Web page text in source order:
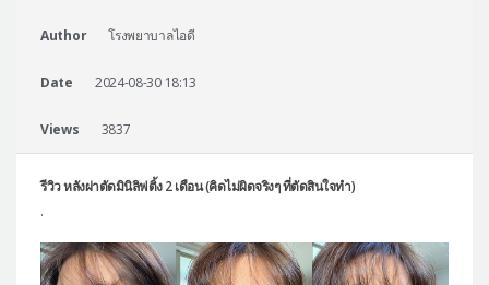
ศัลยกรรมผู้ชาย
แผนกผิวหนัง
Author โรงพยาบาลไอดี
Date 2024-08-30 18:13
Views 3837
รีวิว หลังผ่าตัดมินิลิฟติ้ง 2 เดือน (คิดไม่ผิดจริงๆ ที่ตัดสินใจทำ)
.